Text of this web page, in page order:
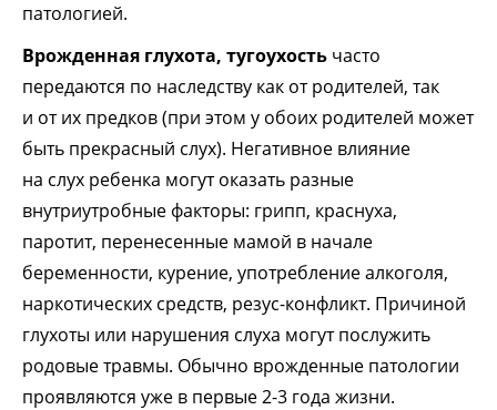
патологией.
Врожденная глухота, тугоухость часто
передаются по наследству как от родителей, так
и от их предков (при этом у обоих родителей может
быть прекрасный слух). Негативное влияние
на слух ребенка могут оказать разные
внутриутробные факторы: грипп, краснуха,
паротит, перенесенные мамой в начале
беременности, курение, употребление алкоголя,
наркотических средств, резус-конфликт. Причиной
глухоты или нарушения слуха могут послужить
родовые травмы. Обычно врожденные патологии
проявляются уже в первые 2-3 года жизни.